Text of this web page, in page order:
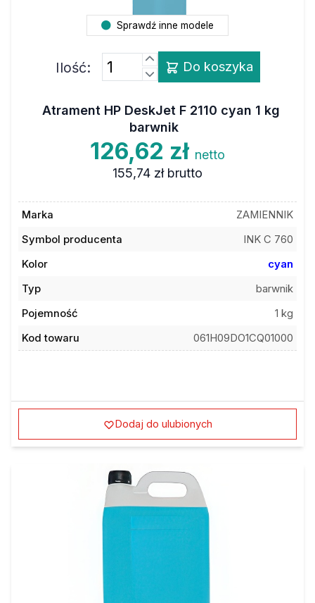
Sprawdź inne modele
Ilość: Do koszyka
Atrament HP DeskJet F 2110 cyan 1 kg
barwnik
126,62 zł netto
155,74 zł brutto
Marka
ZAMIENNIK
Symbol producenta
INK C 760
Kolor
cyan
Typ
barwnik
Pojemność
1 kg
Kod towaru
061H09DO1CQ01000
Dodaj do ulubionych